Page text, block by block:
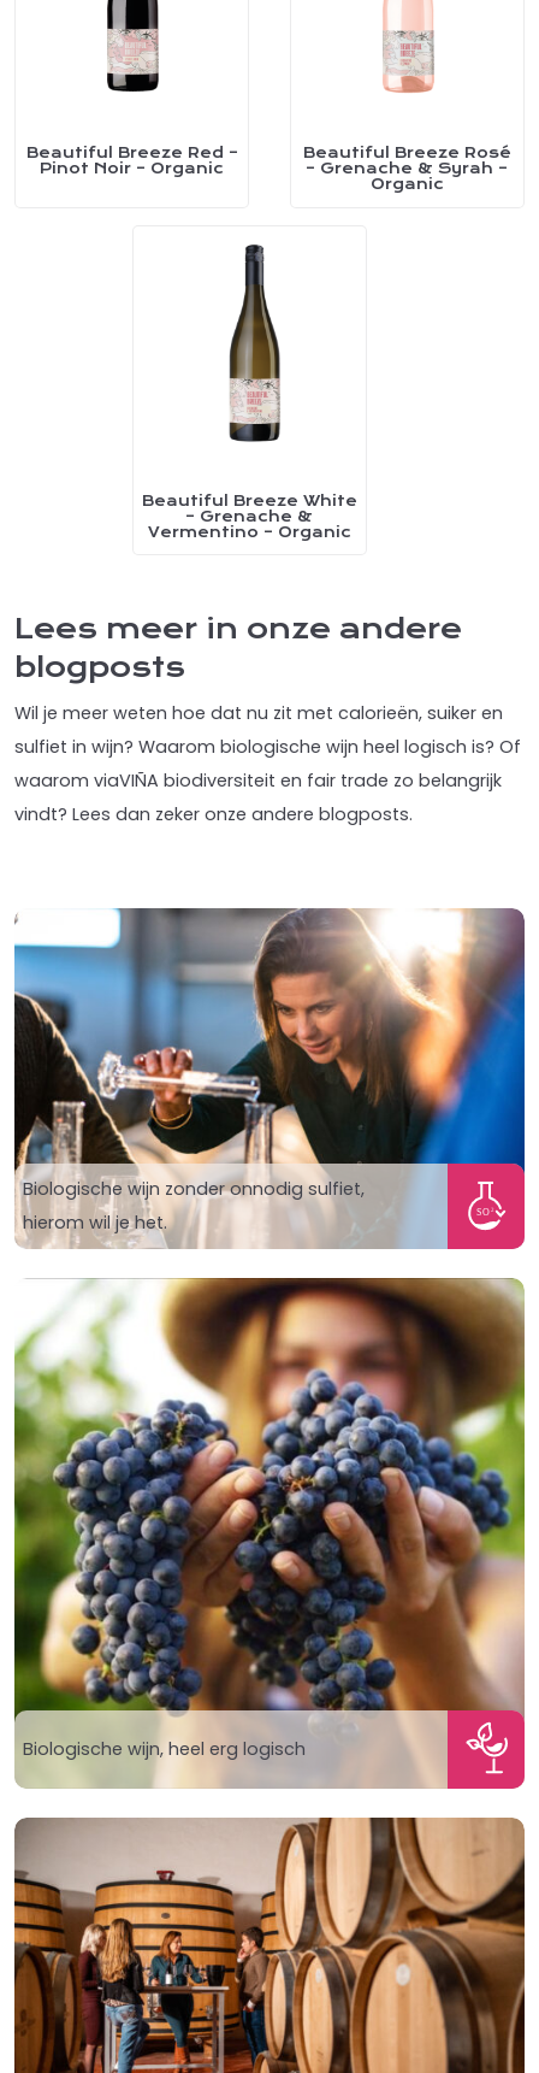
Beautiful Breeze Red –
Pinot Noir – Organic
This
Beautiful Breeze Rosé
– Grenache & Syrah –
Organic
This
on
the
Beautiful Breeze White
– Grenache &
Vermentino – Organic
This
product
variants.
The
options
may
be
chosen
product
Lees meer in onze andere
blogposts
Wil je meer weten hoe dat nu zit met calorieën, suiker en
sulfiet in wijn? Waarom biologische wijn heel logisch is? Of
waarom viaVIÑA biodiversiteit en fair trade zo belangrijk
vindt? Lees dan zeker onze andere blogposts.
Biologische wijn zonder onnodig sulfiet,
hierom wil je het.
Biologische wijn, heel erg logisch